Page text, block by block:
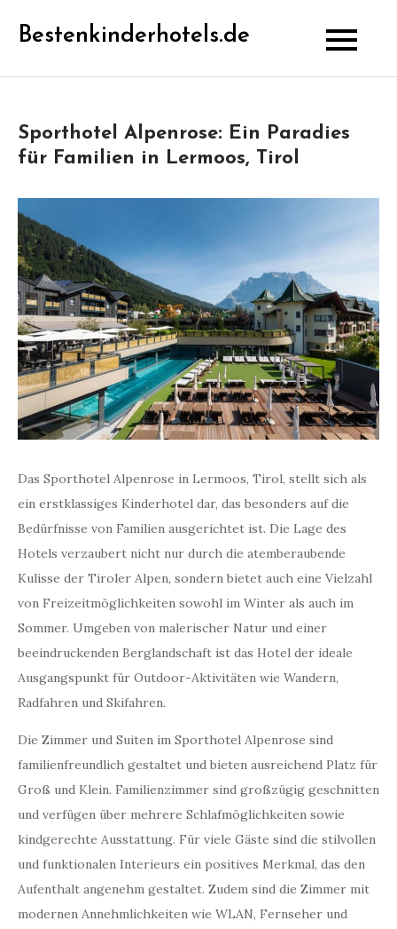
Bestenkinderhotels.de
Sporthotel Alpenrose: Ein Paradies
für Familien in Lermoos, Tirol
Das Sporthotel Alpenrose in Lermoos, Tirol, stellt sich als
ein erstklassiges Kinderhotel dar, das besonders auf die
Bedürfnisse von Familien ausgerichtet ist. Die Lage des
Hotels verzaubert nicht nur durch die atemberaubende
Kulisse der Tiroler Alpen, sondern bietet auch eine Vielzahl
von Freizeitmöglichkeiten sowohl im Winter als auch im
Sommer. Umgeben von malerischer Natur und einer
beeindruckenden Berglandschaft ist das Hotel der ideale
Ausgangspunkt für Outdoor-Aktivitäten wie Wandern,
Radfahren und Skifahren.
Die Zimmer und Suiten im Sporthotel Alpenrose sind
familienfreundlich gestaltet und bieten ausreichend Platz für
Groß und Klein. Familienzimmer sind großzügig geschnitten
und verfügen über mehrere Schlafmöglichkeiten sowie
kindgerechte Ausstattung. Für viele Gäste sind die stilvollen
und funktionalen Interieurs ein positives Merkmal, das den
Aufenthalt angenehm gestaltet. Zudem sind die Zimmer mit
modernen Annehmlichkeiten wie WLAN, Fernseher und